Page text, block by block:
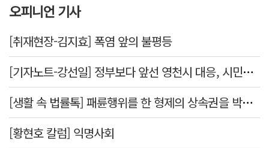
오피니언 기사
[취재현장-김지효] 폭염 앞의 불평등
[기자노트-강선일] 정부보다 앞선 영천시 대응, 시민보다 앞서선 안된다
[생활 속 법률톡] 패륜행위를 한 형제의 상속권을 박탈시킬 수 있을까요
[황현호 칼럼] 익명사회